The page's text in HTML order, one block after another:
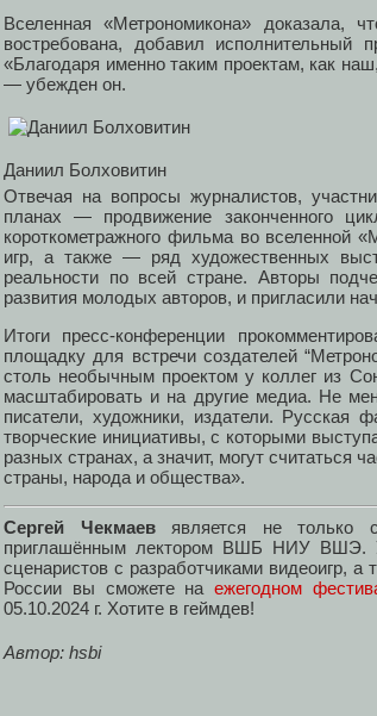
Вселенная «Метрономикона» доказала,
востребована, добавил исполнительный
«Благодаря именно таким проектам, как
— убежден он.
Даниил Болховитин
Отвечая на вопросы журналистов,
планах — продвижение законченного
короткометражного фильма во вселенной
игр, а также — ряд художественных
реальности по всей стране. Авторы
развития молодых авторов, и пригласили
Итоги пресс-конференции
площадку для встречи создателей
столь необычным проектом у коллег из
масштабировать и на другие медиа. Не
писатели, художники, издатели. Русская
творческие инициативы, с которыми
разных странах, а значит, могут
страны, народа и общества».
Сергей Чекмаевявляется не только
приглашённым лектором ВШБ НИУ ВШЭ.
сценаристов с разработчиками видеоигр,
России вы сможете на ежегодном
05.10.2024 г. Хотите в геймдев!
Автор: hsbi